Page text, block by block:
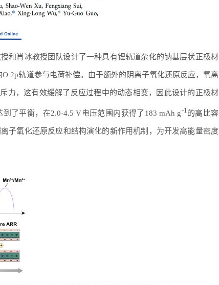
和肖冰教授团队设计了一种具有锂轨道杂化的钠基层状正极材
2p轨道参与电荷补偿。由于额外的阴离子氧化还原反应，氧离
力，这有效缓解了反应过程中的动态相变，因此设计的正极材
了平衡，在2.0-4.5 V电压范围内获得了183 mAh g-1的高比容
子氧化还原反应和结构演化的新作用机制，为开发高能量密度